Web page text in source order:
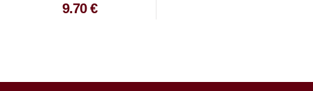
9.70 €